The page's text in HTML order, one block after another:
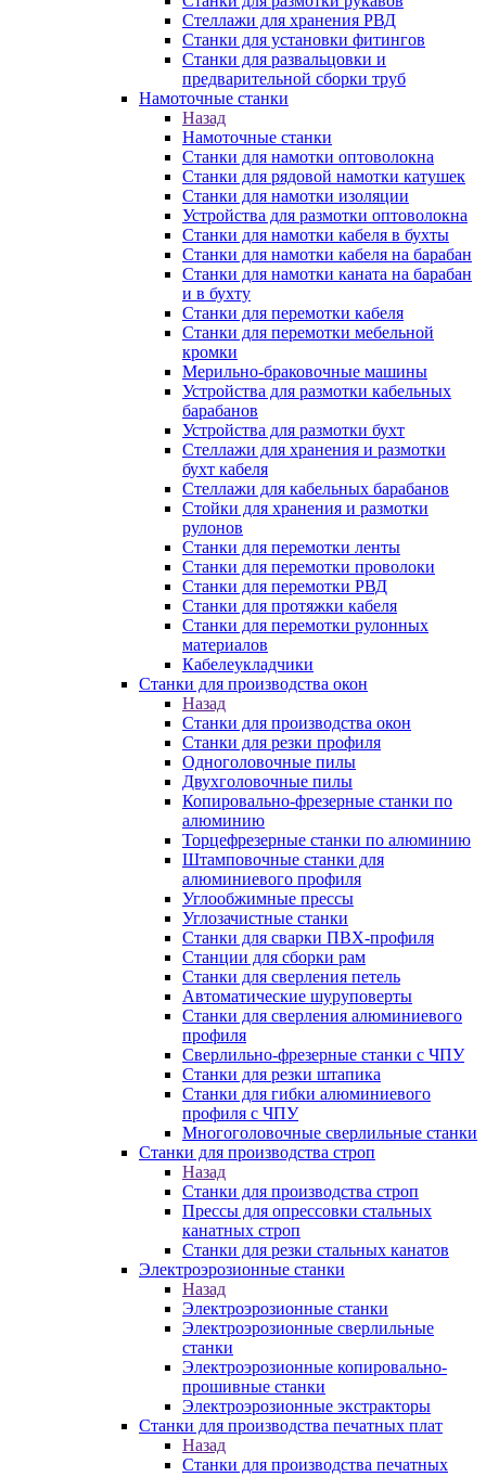
Стеллажи для хранения РВД
Станки для установки фитингов
Станки для развальцовки и
предварительной сборки труб
Намоточные станки
Назад
Намоточные станки
Станки для намотки оптоволокна
Станки для рядовой намотки катушек
Станки для намотки изоляции
Устройства для размотки оптоволокна
Станки для намотки кабеля в бухты
Станки для намотки кабеля на барабан
Станки для намотки каната на барабан
и в бухту
Станки для перемотки кабеля
Станки для перемотки мебельной
кромки
Мерильно-браковочные машины
Устройства для размотки кабельных
барабанов
Устройства для размотки бухт
Стеллажи для хранения и размотки
бухт кабеля
Стеллажи для кабельных барабанов
Стойки для хранения и размотки
рулонов
Станки для перемотки ленты
Станки для перемотки проволоки
Станки для перемотки РВД
Станки для протяжки кабеля
Станки для перемотки рулонных
материалов
Кабелеукладчики
Станки для производства окон
Назад
Станки для производства окон
Станки для резки профиля
Одноголовочные пилы
Двухголовочные пилы
Копировально-фрезерные станки по
алюминию
Торцефрезерные станки по алюминию
Штамповочные станки для
алюминиевого профиля
Углообжимные прессы
Углозачистные станки
Станки для сварки ПВХ-профиля
Станции для сборки рам
Станки для сверления петель
Автоматические шуруповерты
Станки для сверления алюминиевого
профиля
Сверлильно-фрезерные станки с ЧПУ
Станки для резки штапика
Станки для гибки алюминиевого
профиля с ЧПУ
Многоголовочные сверлильные станки
Станки для производства строп
Назад
Станки для производства строп
Прессы для опрессовки стальных
канатных строп
Станки для резки стальных канатов
Электроэрозионные станки
Назад
Электроэрозионные станки
Электроэрозионные сверлильные
станки
Электроэрозионные копировально-
прошивные станки
Электроэрозионные экстракторы
Станки для производства печатных плат
Назад
Станки для производства печатных